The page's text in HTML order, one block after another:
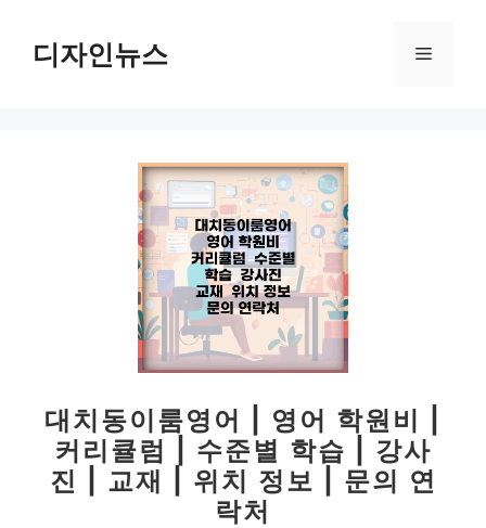
디자인뉴스 메
대치동이룸영어 | 영어 학원비 |
커리큘럼 | 수준별 학습 | 강사
진 | 교재 | 위치 정보 | 문의 연
락처